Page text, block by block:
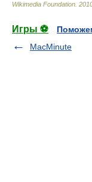
Wikimedia Foundation
Игры ⚽
MacMinute